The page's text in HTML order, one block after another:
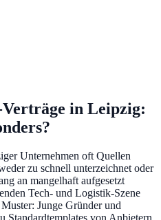
in Leipzig:
Unternehmen oft Quellen
zu schnell unterzeichnet oder
an mangelhaft aufgesetzt
Tech- und Logistik-Szene
Junge Gründer und